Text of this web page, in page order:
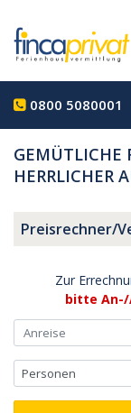
0800 5080001
GEMÜTLICHE
HERRLICHER
Preisrechner/
Zur
bitte An-/